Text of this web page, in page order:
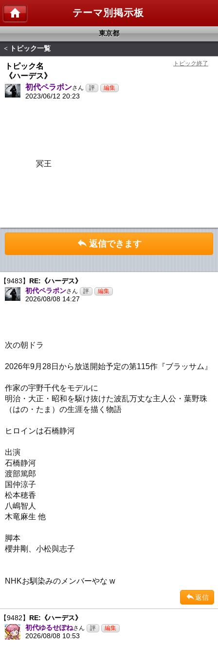
テーマ別掲示板
東京都
< トピック一覧
トピック名
《ハーデス》
初代ペラポンさん
2023/06/12 20:23
冥王
返信できます
【9483】 RE:《ハーデス》
初代ペラポンさん
2026/08/08 14:27
次の朝ドラ
2026年9月28日から放送開始予定の第115作『ブラッサム』
作家の宇野千代をモデルに
明治・大正・昭和を駆け抜けた波乱万丈な主人公・葉野珠
（はの・たま）の生涯を描く物語
ヒロインは石橋静河
出演
石橋静河
渡部篤郎
国仲涼子
松本穂香
八嶋智人
木竜麻生 他
脚本
櫻井剛、小松與志子
NHKお馴染みのメンバーやな w
返信
【9482】 RE:《ハーデス》
初代ゆるせぽねさん
2026/08/08 10:53